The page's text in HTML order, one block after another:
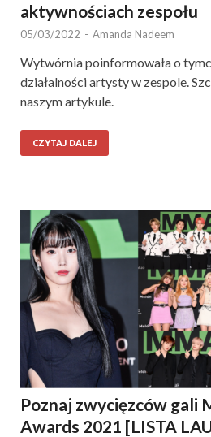
aktywnościach zespołu
05/03/2022 - Amanda Nadeem
Wytwórnia poinformowała o
działalności artysty w zespole.
naszym artykule.
CZYTAJ DALEJ
Poznaj zwycięzców gali
Awards 2021 [LISTA